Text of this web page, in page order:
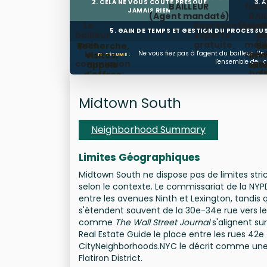
BAILLEUR
(Agent mandaté)
2. CELA NE VOUS COÛTE PRESQUE
JAMAIS RIEN
3.
Le
bailleur
paie
la
commission
Représentation
experte
gratuite
5. GAIN DE TEMPS ET GESTION DU PROCESSUS
Recherche,
visites,
appels
d'offres
EN RÉSUMÉ :
Ne vous fiez pas à l'agent du bailleur.
l'ensemble des
Midtown South
Neighborhood Summary
Limites Géographiques
Midtown South ne dispose pas de limites
selon le contexte. Le commissariat de la
entre les avenues Ninth et Lexington,
s'étendent souvent de la 30e-34e rue vers
comme The Wall Street Journals'alignent
Real Estate Guide le place entre les rues
CityNeighborhoods.NYC le décrit comme
Flatiron District.